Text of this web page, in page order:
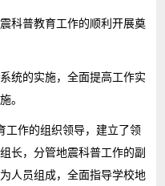
科普教育工作的顺利开展奠
统的实施，全面提高工作实
。
工作的组织领导，建立了领
长，分管地震科普工作的副
人员组成，全面指导学校地